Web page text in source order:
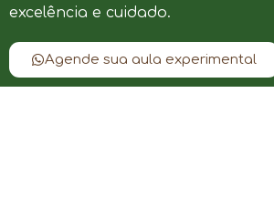
excelência e cuidado.
Agende sua aula experimental